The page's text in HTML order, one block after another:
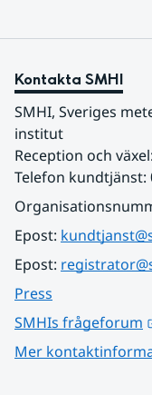
Kontakta SMHI
SMHI, Sveriges
institut
Reception och
Telefon kundtjänst:
Epost:
Epost:
Press
SMHIs frågeforum
Mer